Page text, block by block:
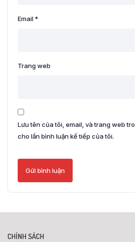
Email*
Trang web
Lưu tên của tôi, email, và trang web
cho lần bình luận kế tiếp của tôi.
CHÍNH SÁCH